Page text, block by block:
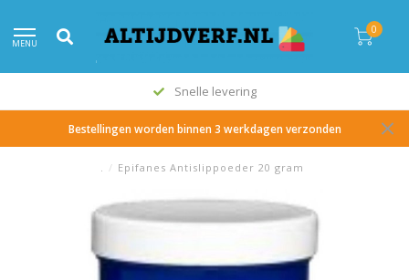
MENU
0
Snelle levering
Bestellingen worden binnen 3 werkdagen verzonden
. / Epifanes Antislippoeder 20 gram